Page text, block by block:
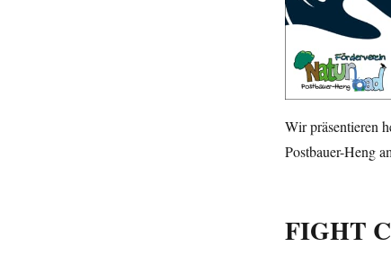
Wir präsentieren
Postbauer-Heng
FIGHT